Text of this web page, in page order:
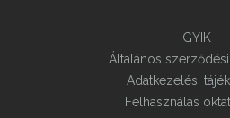
GYIK
Általános
Adatkezelési
Felhasználás